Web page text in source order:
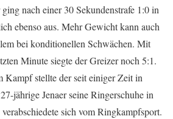
nach einer 30 Sekundenstrafe 1:0 in
ebenso aus. Mehr Gewicht kann auch
bei konditionellen Schwächen. Mit
Minute siegte der Greizer noch 5:1.
Kampf stellte der seit einiger Zeit in
jährige Jenaer seine Ringerschuhe in
sich vom Ringkampfsport.